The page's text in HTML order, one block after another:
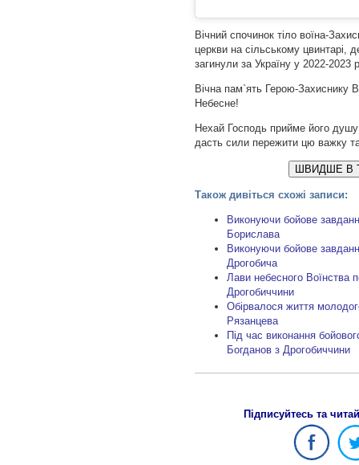
Вічний спочинок тіло воїна-
церкви на сільському цвинтарі,
загинули за Україну у 2022-2023
Вічна пам`ять Герою-Захиснику
Небесне!
Нехай Господь прийме його душу
дасть сили пережити цю важку
ШВИДШЕ В
Також дивіться схожі записи:
Виконуючи бойове
Борислава
Виконуючи бойове
Дрогобича
Лави небесного Воїнства
Дрогобиччини
Обірвалося життя
Рязанцева
Під час виконання
Богданов з Дрогобиччини
Підписуйтесь та